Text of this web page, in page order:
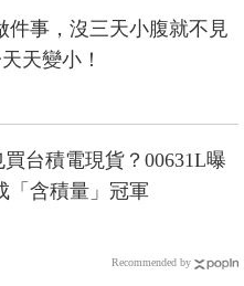
件事，沒三天小腹就不見
天變小！
買台積電現貨？00631L曝
「含積量」冠軍
Recommended by